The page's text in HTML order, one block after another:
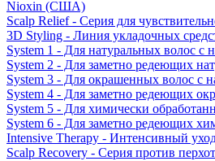
Nioxin (США)
Scalp Relief - Серия для
3D Styling - Линия укладочных
System 1 - Для натуральных волос
System 2 - Для заметно редеющих
System 3 - Для окрашенных волос с
System 4 - Для заметно редеющих
System 5 - Для химически
System 6 - Для заметно редеющих
Intensive Therapy - Интенсивный
Scalp Recovery - Серия против